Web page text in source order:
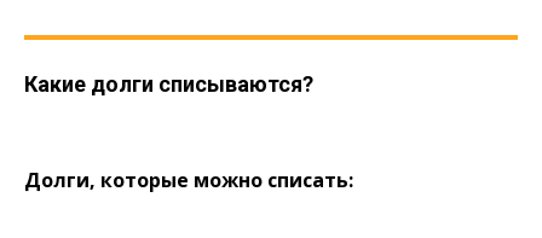
Какие долги списываются?
Долги, которые можно списать: